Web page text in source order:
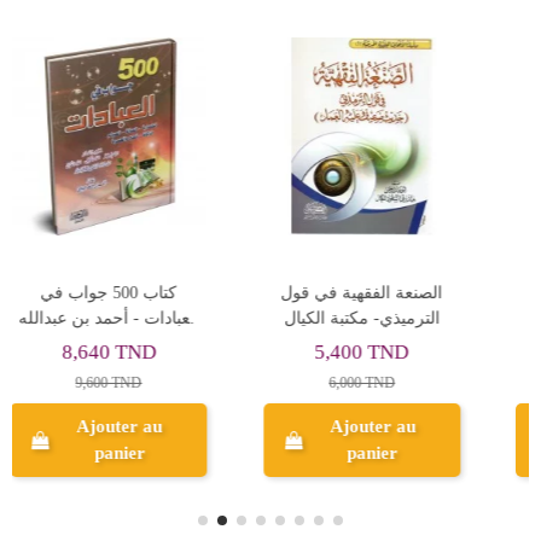
شرح المعلقات العشر -
احمد الامين الشنقيطي
Ajouter au
الفقه الشامل - حسن أيوب
12,960 TND
Ajouter au